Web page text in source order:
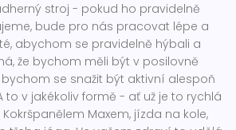
stroj - pokud ho pravidelně
bude pro nás pracovat lépe a
abychom se pravidelně hýbali a
že bychom měli být v posilovně
bychom se snažit být aktivní alespoň
to v jakékoliv formě - ať už je to rychlá
Maxem, jízda na kole,